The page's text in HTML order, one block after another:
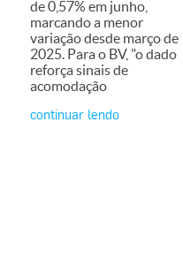
de 0,57% em junho,
marcando a menor
variação desde março de
2025. Para o BV, "o dado
reforça sinais de
acomodação
continuar lendo